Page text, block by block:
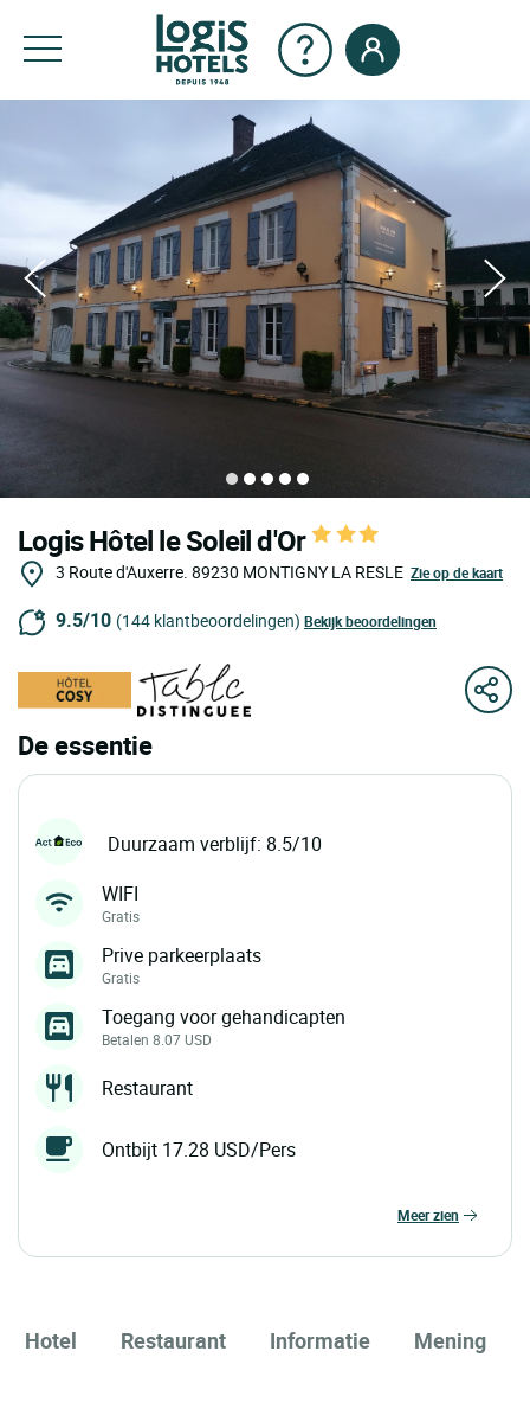
Logis Hôtel le Soleil d'Or
3 Route d'Auxerre. 89230 MONTIGNY LA RESLE Zie op de kaart
9.5/10 (144 klantbeoordelingen) Bekijk beoordelingen
De essentie
Duurzaam verblijf: 8.5/10
WIFI
Gratis
Prive parkeerplaats
Gratis
Toegang voor gehandicapten
Betalen 8.07 USD
Restaurant
Ontbijt 17.28 USD/Pers
meer zien
Hotel Restaurant Informatie Mening